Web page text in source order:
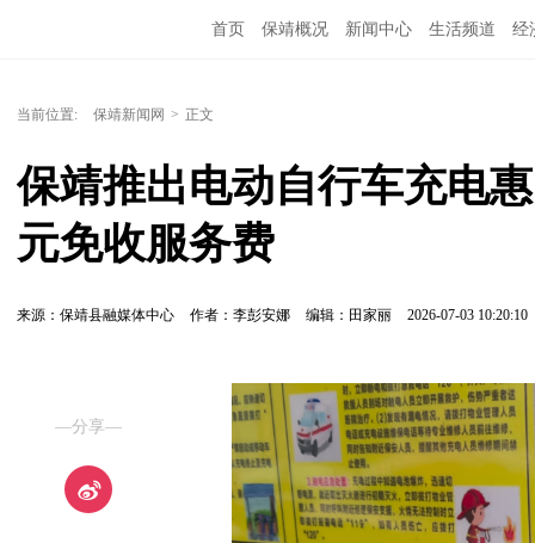
首页 保靖概况 新闻中心 生活频道 经
当前位置: 保靖新闻网 > 正文
保靖推出电动自行车充电
元免收服务费
来源：保靖县融媒体中心 作者：李彭安娜 编辑：田家丽 2026-07-03 10:20:10
—分享—